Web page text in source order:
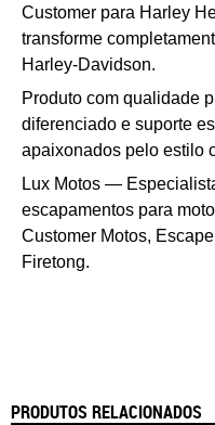
Customer para Harley
transforme
Harley-Davidson.
Produto com qualidade
diferenciado e suporte
apaixonados pelo estilo
Lux Motos —
escapamentos para
Customer Motos,
Firetong.
PRODUTOS RELACIONADOS